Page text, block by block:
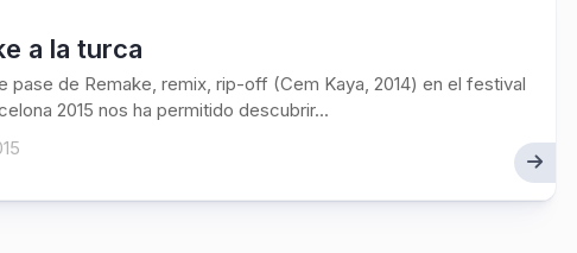
a la turca
pase de Remake, remix, rip-off (Cem Kaya, 2014) en el festival
2015 nos ha permitido descubrir...